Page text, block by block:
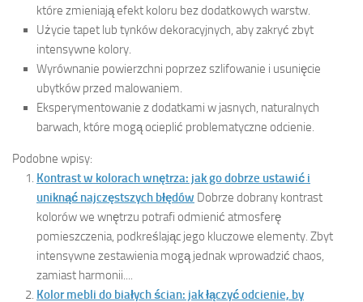
które zmieniają efekt koloru bez dodatkowych warstw.
Użycie tapet lub tynków dekoracyjnych, aby zakryć zbyt
intensywne kolory.
Wyrównanie powierzchni poprzez szlifowanie i usunięcie
ubytków przed malowaniem.
Eksperymentowanie z dodatkami w jasnych, naturalnych
barwach, które mogą ocieplić problematyczne odcienie.
Podobne wpisy:
Kontrast w kolorach wnętrza: jak go dobrze ustawić i
uniknąć najczęstszych błędów Dobrze dobrany kontrast
kolorów we wnętrzu potrafi odmienić atmosferę
pomieszczenia, podkreślając jego kluczowe elementy. Zbyt
intensywne zestawienia mogą jednak wprowadzić chaos,
zamiast harmonii....
Kolor mebli do białych ścian: jak łączyć odcienie, by